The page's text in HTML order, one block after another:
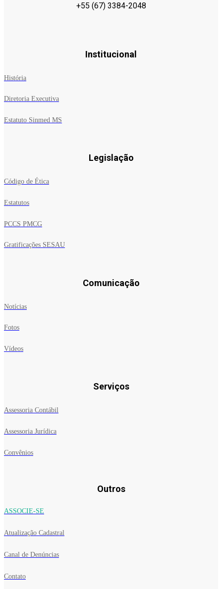
+55 (67) 3384-2048
Institucional
História
Diretoria Executiva
Estatuto Sinmed MS
Legislação
Código de Ética
Estatutos
PCCS PMCG
Gratificações SESAU
Comunicação
Notícias
Fotos
Vídeos
Serviços
Assessoria Contábil
Assessoria Jurídica
Convênios
Outros
ASSOCIE-SE
Atualização Cadastral
Canal de Denúncias
Contato